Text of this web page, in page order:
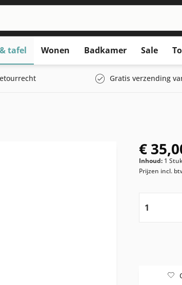
tafel Wonen Badkamer Sale
Gratis verzending
€
Inhoud: 1
Prijzen incl.